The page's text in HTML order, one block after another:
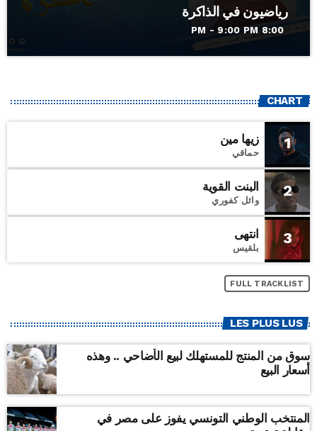
رياضيون في الذاكرة
8:00 PM - 9:00 PM
CHART
1 زيها مين
حماقي
2 البنت القوية
وائل كفوري
3 انتهى
بلقيس
FULL TRACKLIST
LES PLUS LUS
سوق من المنتج للمستهلك لبيع الأضاحي .. وهذه
أسعار البيع
المنتخب الوطني التونسي يفوز على مصر في